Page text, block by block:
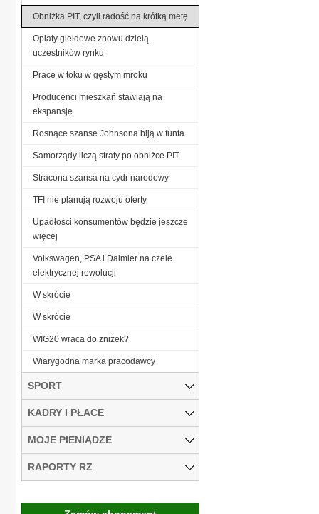
Obniżka PIT, czyli radość na krótką metę
Opłaty giełdowe znowu dzielą
uczestników rynku
Prace w toku w gęstym mroku
Producenci mieszkań stawiają na
ekspansję
Rosnące szanse Johnsona biją w funta
Samorządy liczą straty po obniżce PIT
Stracona szansa na cydr narodowy
TFI nie planują rozwoju oferty
Upadłości konsumentów będzie jeszcze
więcej
Volkswagen, PSA i Daimler na czele
elektrycznej rewolucji
W skrócie
W skrócie
WIG20 wraca do zniżek?
Wiarygodna marka pracodawcy
SPORT
KADRY I PŁACE
MOJE PIENIĄDZE
RAPORTY RZ